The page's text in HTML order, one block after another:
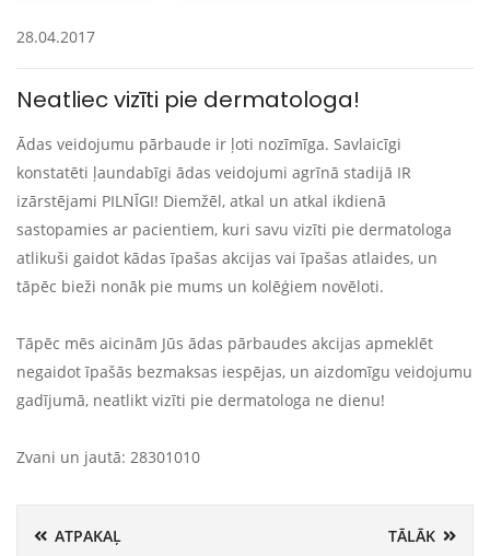
28.04.2017
Neatliec vizīti pie dermatologa!
Ādas veidojumu pārbaude ir ļoti nozīmīga. Savlaicīgi
konstatēti ļaundabīgi ādas veidojumi agrīnā stadijā IR
izārstējami PILNĪGI! Diemžēl, atkal un atkal ikdienā
sastopamies ar pacientiem, kuri savu vizīti pie dermatologa
atlikuši gaidot kādas īpašas akcijas vai īpašas atlaides, un
tāpēc bieži nonāk pie mums un kolēģiem novēloti.
Tāpēc mēs aicinām Jūs ādas pārbaudes akcijas apmeklēt
negaidot īpašās bezmaksas iespējas, un aizdomīgu veidojumu
gadījumā, neatlikt vizīti pie dermatologa ne dienu!
Zvani un jautā: 28301010
ATPAKAĻ TĀLĀK